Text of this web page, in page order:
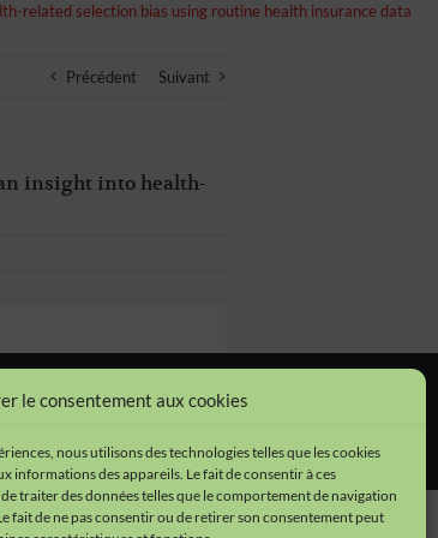
le consentement aux cookies
nous utilisons des technologies telles que les cookies
informations des appareils. Le fait de consentir à ces
traiter des données telles que le comportement de navigation
fait de ne pas consentir ou de retirer son consentement peut
related selection bias using routine health insurance data
Précédent Suivant
insight into health-
Cookies • Données personnelles